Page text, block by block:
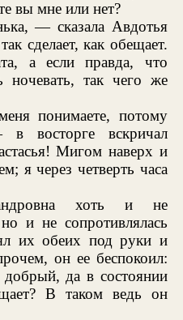
вы мне или нет?
— сказала Авдотья
сделает, как обещает.
а если правда, что
ночевать, так чего же
понимаете, потому
вскричал
Мигом наверх и
я через четверть часа
хоть и не
и не сопротивлялась
их обеих под руки и
он ее беспокоил:
да в состоянии
В таком ведь он